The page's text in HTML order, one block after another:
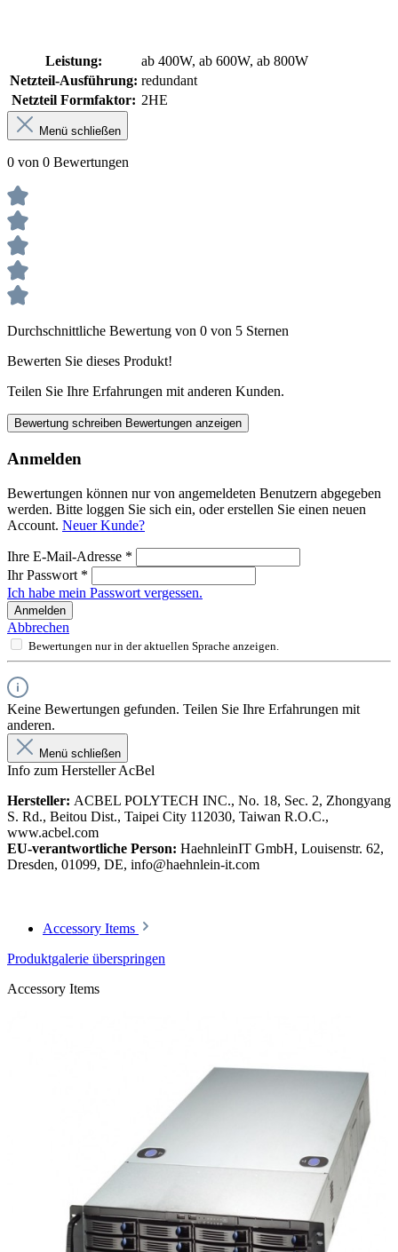
Leistung:
ab 400W, ab 600W, ab 800W
Netzteil-Ausführung: redundant
Netzteil Formfaktor: 2HE
Menü schließen
0 von 0 Bewertungen
Durchschnittliche Bewertung von 0 von 5 Sternen
Bewerten Sie dieses Produkt!
Teilen Sie Ihre Erfahrungen mit anderen Kunden.
Bewertung schreiben Bewertungen anzeigen
Anmelden
Bewertungen können nur von angemeldeten Benutzern abgegeben
werden. Bitte loggen Sie sich ein, oder erstellen Sie einen neuen
Account. Neuer Kunde?
Ihre E-Mail-Adresse *
Ihr Passwort *
Ich habe mein Passwort vergessen.
Anmelden
Abbrechen
Bewertungen nur in der aktuellen Sprache anzeigen.
Keine Bewertungen gefunden. Teilen Sie Ihre Erfahrungen mit
anderen.
Menü schließen
Info zum Hersteller AcBel
Hersteller: ACBEL POLYTECH INC., No. 18, Sec. 2, Zhongyang
S. Rd., Beitou Dist., Taipei City 112030, Taiwan R.O.C.,
www.acbel.com
EU-verantwortliche Person: HaehnleinIT GmbH, Louisenstr. 62,
Dresden, 01099, DE, info@haehnlein-it.com
Accessory Items
Produktgalerie überspringen
Accessory Items